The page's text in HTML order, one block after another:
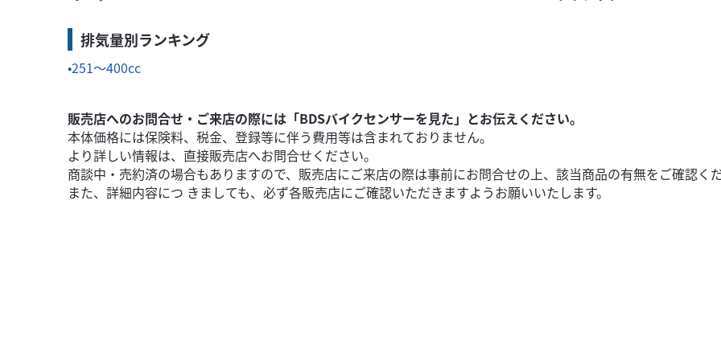
排気量別ランキング
251～400cc
販売店へのお問合せ・ご来店の際には「BDSバイクセンサーを見た」とお伝えください。
本体価格には保険料、税金、登録等に伴う費用等は含まれておりません。
より詳しい情報は、直接販売店へお問合せください。
商談中・売約済の場合もありますので、販売店にご来店の際は事前にお問合せの上、該当商品の有無をご確認く
また、詳細内容につ きましても、必ず各販売店にご確認いただきますようお願いいたします。